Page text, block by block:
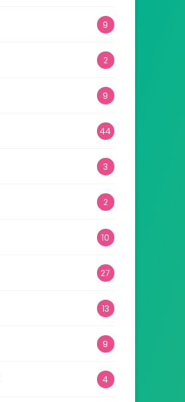
9
2
9
44
3
2
10
27
13
9
4